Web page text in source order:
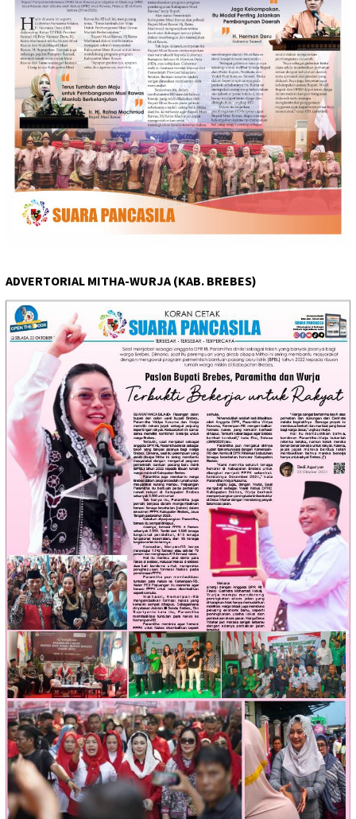
ADVERTORIAL MITHA-WURJA (KAB. BREBES)